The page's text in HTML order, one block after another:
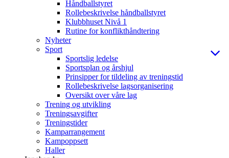
Håndballstyret
Rollebeskrivelse håndballstyret
Klubbhuset Nivå 1
Rutine for konflikthåndtering
Nyheter
Sport
Sportslig ledelse
Sportsplan og årshjul
Prinsipper for tildeling av treningstid
Rollebeskrivelse lagsorganisering
Oversikt over våre lag
Trening og utvikling
Treningsavgifter
Treningstider
Kamparrangement
Kampoppsett
Haller